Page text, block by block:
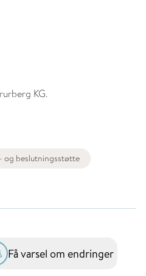
KG.
og beslutningsstøtte
Få varsel om endringer